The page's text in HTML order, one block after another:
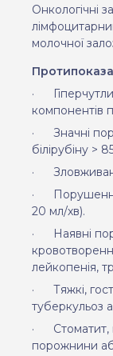
Онкологічні
молочної
·
компонентів
·
Значні
білірубіну >
·
·
20 мл/хв).
·
Наявні
лейкопенія,
·
Тяжкі,
туберкульоз
·
Стоматит,
порожнини